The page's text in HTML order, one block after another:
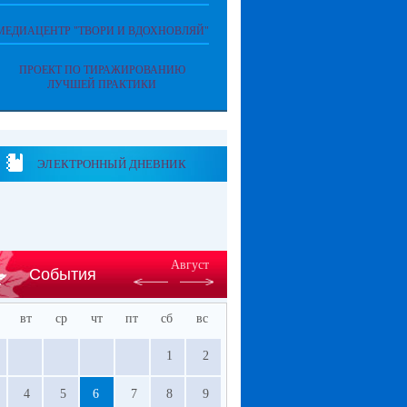
"ТВОРИ И ВДОХНОВЛЯЙ"
ПРОЕКТ ПО ТИРАЖИРОВАНИЮ
ЛУЧШЕЙ ПРАКТИКИ
ЭЛЕКТРОННЫЙ ДНЕВНИК
События
Август
вт ср чт пт сб вс
1 2
4 5 6 7 8 9